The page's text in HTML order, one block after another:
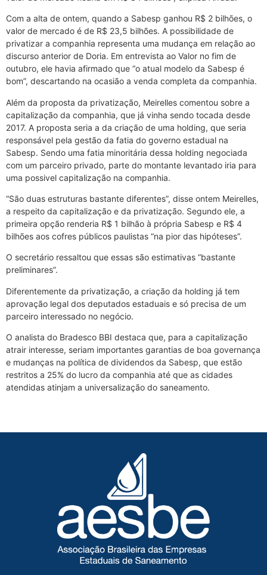
Com a alta de ontem, quando a Sabesp ganhou R$ 2 bilhões, o
valor de mercado é de R$ 23,5 bilhões. A possibilidade de
privatizar a companhia representa uma mudança em relação ao
discurso anterior de Doria. Em entrevista ao Valor no fim de
outubro, ele havia afirmado que “o atual modelo da Sabesp é
bom”, descartando na ocasião a venda completa da companhia.
Além da proposta da privatização, Meirelles comentou sobre a
capitalização da companhia, que já vinha sendo tocada desde
2017. A proposta seria a da criação de uma holding, que seria
responsável pela gestão da fatia do governo estadual na
Sabesp. Sendo uma fatia minoritária dessa holding negociada
com um parceiro privado, parte do montante levantado iria para
uma possivel capitalização na companhia.
“São duas estruturas bastante diferentes”, disse ontem Meirelles,
a respeito da capitalização e da privatização. Segundo ele, a
primeira opção renderia R$ 1 bilhão à própria Sabesp e R$ 4
bilhões aos cofres públicos paulistas “na pior das hipóteses”.
O secretário ressaltou que essas são estimativas “bastante
preliminares”.
Diferentemente da privatização, a criação da holding já tem
aprovação legal dos deputados estaduais e só precisa de um
parceiro interessado no negócio.
O analista do Bradesco BBI destaca que, para a capitalização
atrair interesse, seriam importantes garantias de boa governança
e mudanças na política de dividendos da Sabesp, que estão
restritos a 25% do lucro da companhia até que as cidades
atendidas atinjam a universalização do saneamento.